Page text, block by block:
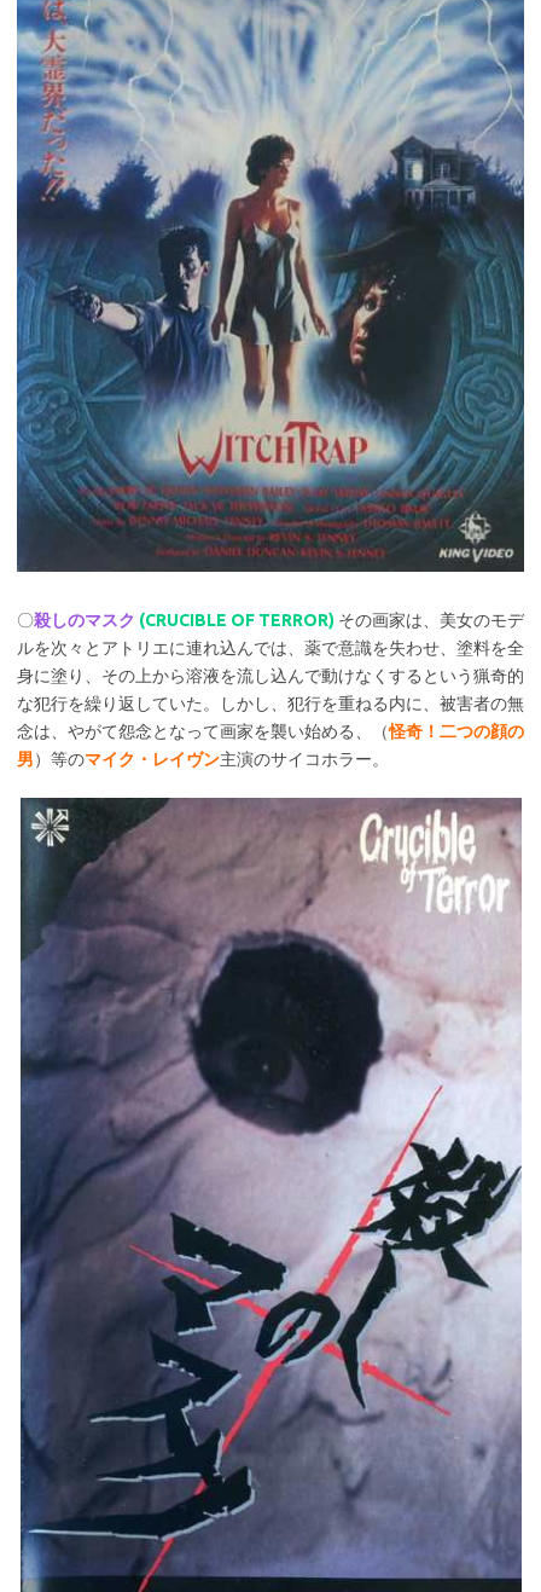
〇殺しのマスク (CRUCIBLE OF TERROR) その画家は、美女のモデ
ルを次々とアトリエに連れ込んでは、薬で意識を失わせ、塗料を全
身に塗り、その上から溶液を流し込んで動けなくするという猟奇的
な犯行を繰り返していた。しかし、犯行を重ねる内に、被害者の無
念は、やがて怨念となって画家を襲い始める、（怪奇！二つの顔の
男）等のマイク・レイヴン主演のサイコホラー。